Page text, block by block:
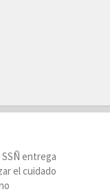
entrega
el cuidado